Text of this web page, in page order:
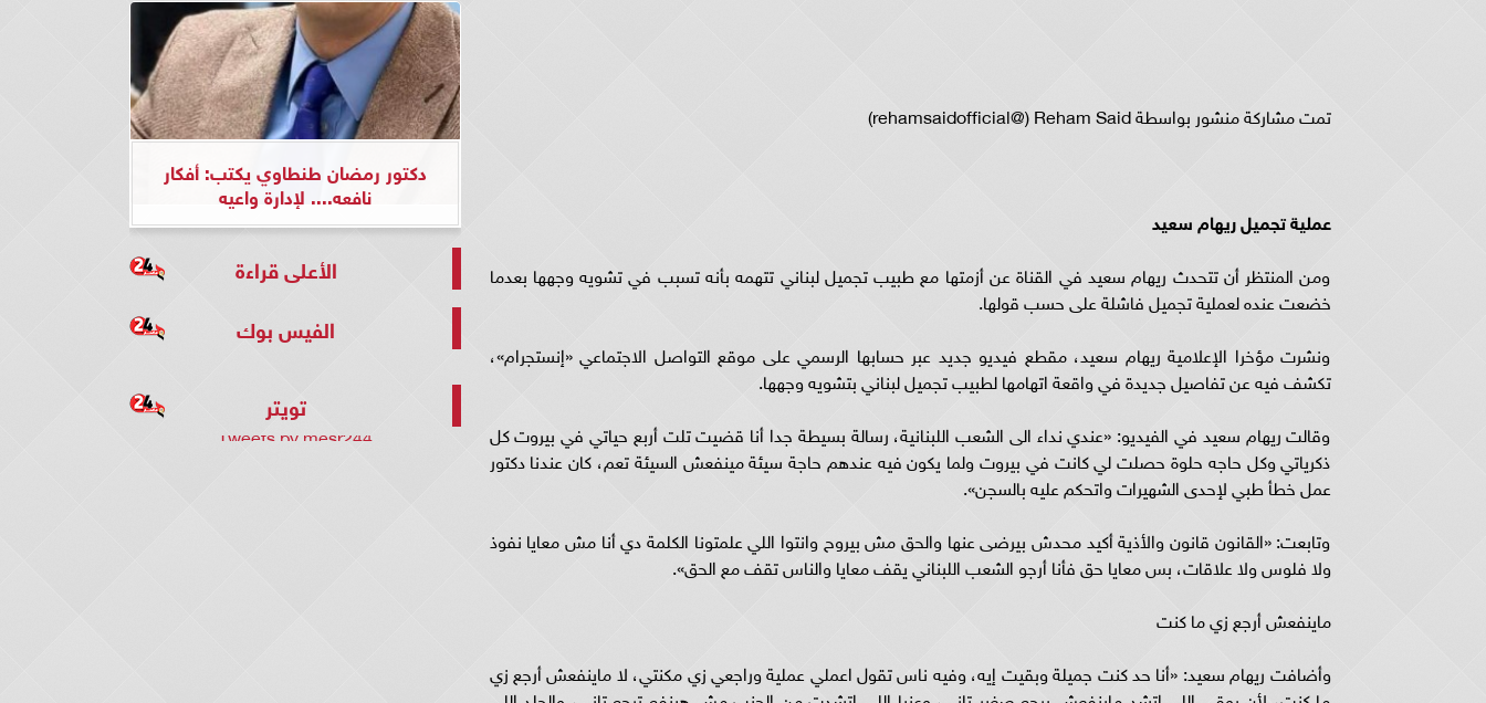
‏‎تمت مشاركة منشور بواسطة ‏‎Reham Said‎‏ (@‏‎rehamsaidofficial‎‏)‎‏
عملية تجميل ريهام سعيد
ومن المنتظر أن تتحدث ريهام سعيد في القناة عن أزمتها مع طبيب تجميل لبناني تتهمه بأنه تسبب في تشويه وجهها بعدما
خضعت عنده لعملية تجميل فاشلة على حسب قولها.
ونشرت مؤخرا الإعلامية ريهام سعيد، مقطع فيديو جديد عبر حسابها الرسمي على موقع التواصل الاجتماعي «إنستجرام»،
تكشف فيه عن تفاصيل جديدة في واقعة اتهامها لطبيب تجميل لبناني بتشويه وجهها.
وقالت ريهام سعيد في الفيديو: «عندي نداء الى الشعب اللبنانية، رسالة بسيطة جدا أنا قضيت تلت أربع حياتي في بيروت كل
ذكرياتي وكل حاجه حلوة حصلت لي كانت في بيروت ولما يكون فيه عندهم حاجة سيئة مينفعش السيئة تعم، كان عندنا دكتور
عمل خطأ طبي لإحدى الشهيرات واتحكم عليه بالسجن».
وتابعت: «القانون قانون والأذية أكيد محدش بيرضى عنها والحق مش بيروح وانتوا اللي علمتونا الكلمة دي أنا مش معايا نفوذ
ولا فلوس ولا علاقات، بس معايا حق فأنا أرجو الشعب اللبناني يقف معايا والناس تقف مع الحق».
ماينفعش أرجع زي ما كنت
وأضافت ريهام سعيد: «أنا حد كنت جميلة وبقيت إيه، وفيه ناس تقول اعملي عملية وراجعي زي مكنتي، لا ماينفعش أرجع زي
دكتور رمضان طنطاوي يكتب: أفكار
نافعه.... لإدارة واعيه
الأعلى قراءة
الفيس بوك
تويتر
Tweets by mesr244